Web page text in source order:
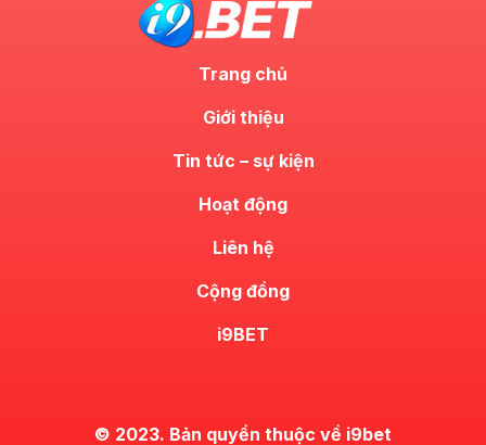
Trang chủ
Giới thiệu
Tin tức – sự kiện
Hoạt động
Liên hệ
Cộng đồng
i9BET
© 2023. Bản quyền thuộc về i9bet